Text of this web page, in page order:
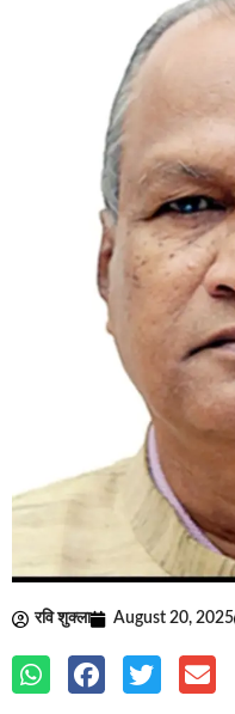
रवि शुक्ला August 20, 2025